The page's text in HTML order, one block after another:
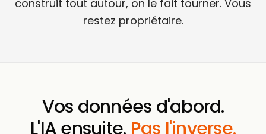
construit tout autour, on le fait tourner. Vous
restez propriétaire.
Vos données d'abord.
L'IA ensuite. Pas l'inverse.